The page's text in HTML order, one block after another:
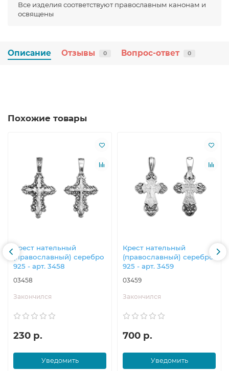
Все изделия соответствуют православным канонам и
освящены
Описание Отзывы 0 Вопрос-ответ 0
Похожие товары
Крест нательный
(православный) серебро
925 - арт. 3458
03458
Закончился
230 р.
Уведомить
Крест нательный
(православный) серебро
925 - арт. 3459
03459
Закончился
700 р.
Уведомить